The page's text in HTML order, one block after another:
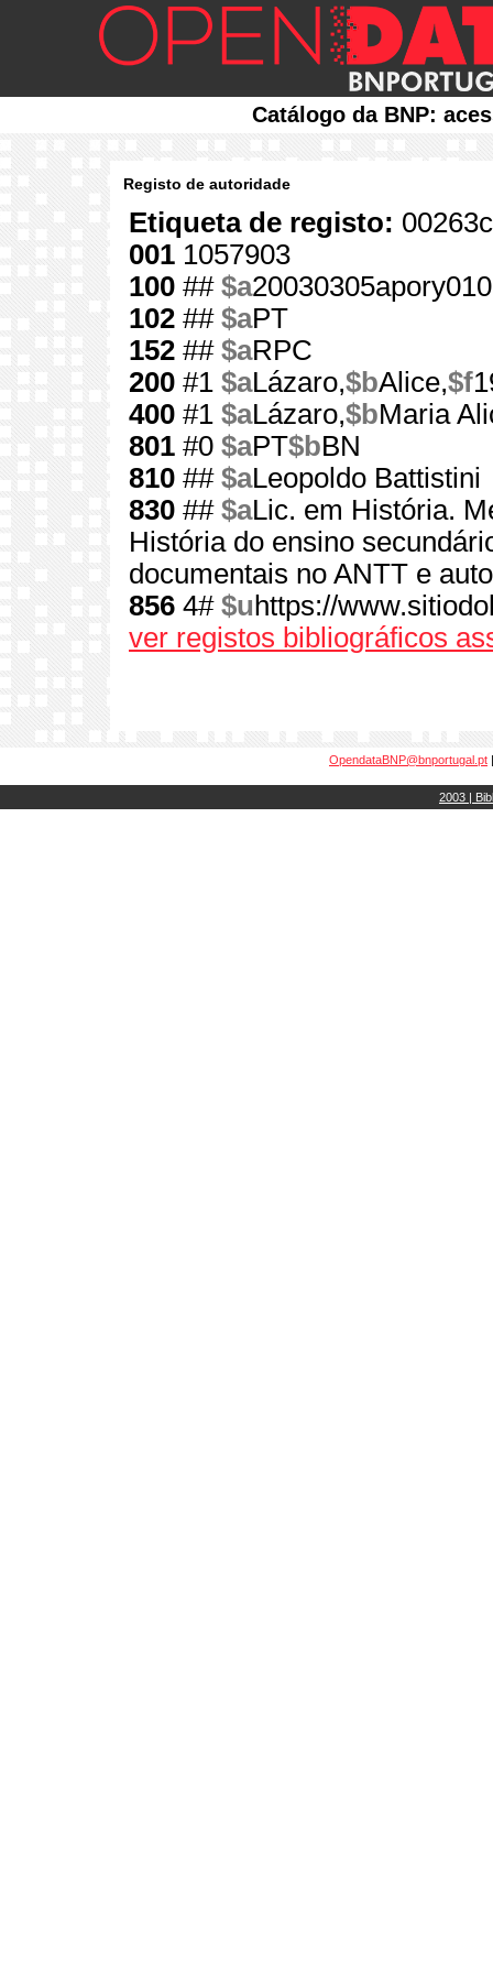
Catálogo da BNP:
Registo de autoridade
Etiqueta de registo:
001 1057903
100 ## $a
102 ## $aPT
152 ## $aRPC
200 #1 $aLázaro,$bAlice,$f
400 #1 $aLázaro,$bMaria
801 #0 $aPT$bBN
810 ## $aLeopoldo Battistini
830 ## $aLic. em História.
História do ensino
documentais no ANTT e
856 4# $u https://
ver registos bibliográficos
OpendataBNP@bnportugal.pt
2003 |